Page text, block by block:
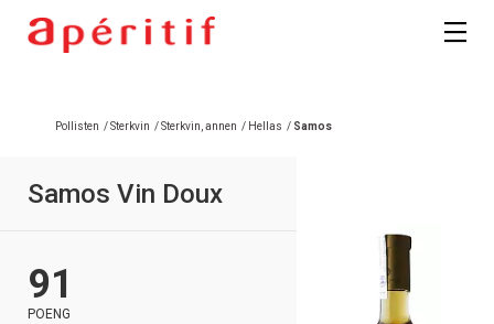
Pollisten /Sterkvin /Sterkvin, annen / Hellas / Samos
Samos Vin Doux
91
POENG